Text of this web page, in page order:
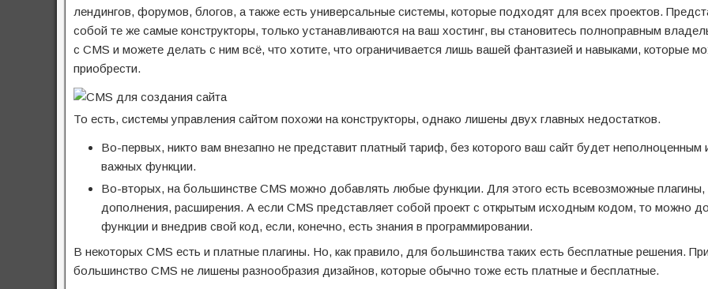
лендингов, форумов, блогов, а также есть универсальные системы, которые подходят для всех проектов.
собой те же самые конструкторы, только устанавливаются на ваш хостинг, вы становитесь полноправным
с CMS и можете делать с ним всё, что хотите, что ограничивается лишь вашей фантазией и навыками, которые
приобрести.
То есть, системы управления сайтом похожи на конструкторы, однако лишены двух главных недостатков.
Во-первых, никто вам внезапно не представит платный тариф, без которого ваш сайт будет
важных функции.
Во-вторых, на большинстве CMS можно добавлять любые функции. Для этого есть всевозможные плагины,
дополнения, расширения. А если CMS представляет собой проект с открытым исходным кодом, то можно
функции и внедрив свой код, если, конечно, есть знания в программировании.
В некоторых CMS есть и платные плагины. Но, как правило, для большинства таких есть бесплатные решения.
большинство CMS не лишены разнообразия дизайнов, которые обычно тоже есть платные и бесплатные.